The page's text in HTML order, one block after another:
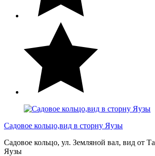
Садовое кольцо,вид в сторну Яузы
Садовое кольцо, ул. Земляной вал, вид от
Яузы